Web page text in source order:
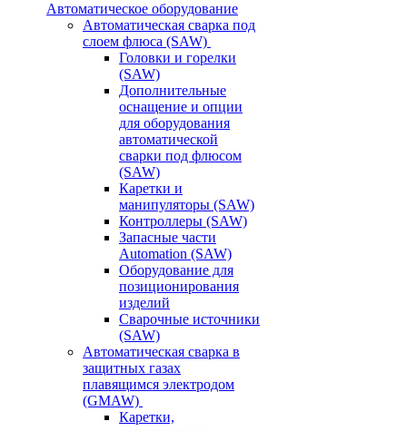
Автоматическое оборудование
Автоматическая сварка под
слоем флюса (SAW)
Головки и горелки
(SAW)
Дополнительные
оснащение и опции
для оборудования
автоматической
сварки под флюсом
(SAW)
Каретки и
манипуляторы (SAW)
Контроллеры (SAW)
Запасные части
Automation (SAW)
Оборудование для
позиционирования
изделий
Сварочные источники
(SAW)
Автоматическая сварка в
защитных газах
плавящимся электродом
(GMAW)
Каретки,